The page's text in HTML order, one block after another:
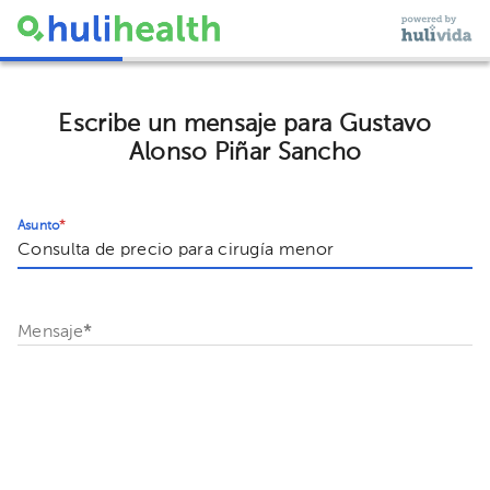
Escribe un mensaje para Gustavo
Alonso Piñar Sancho
Asunto*
Mensaje*